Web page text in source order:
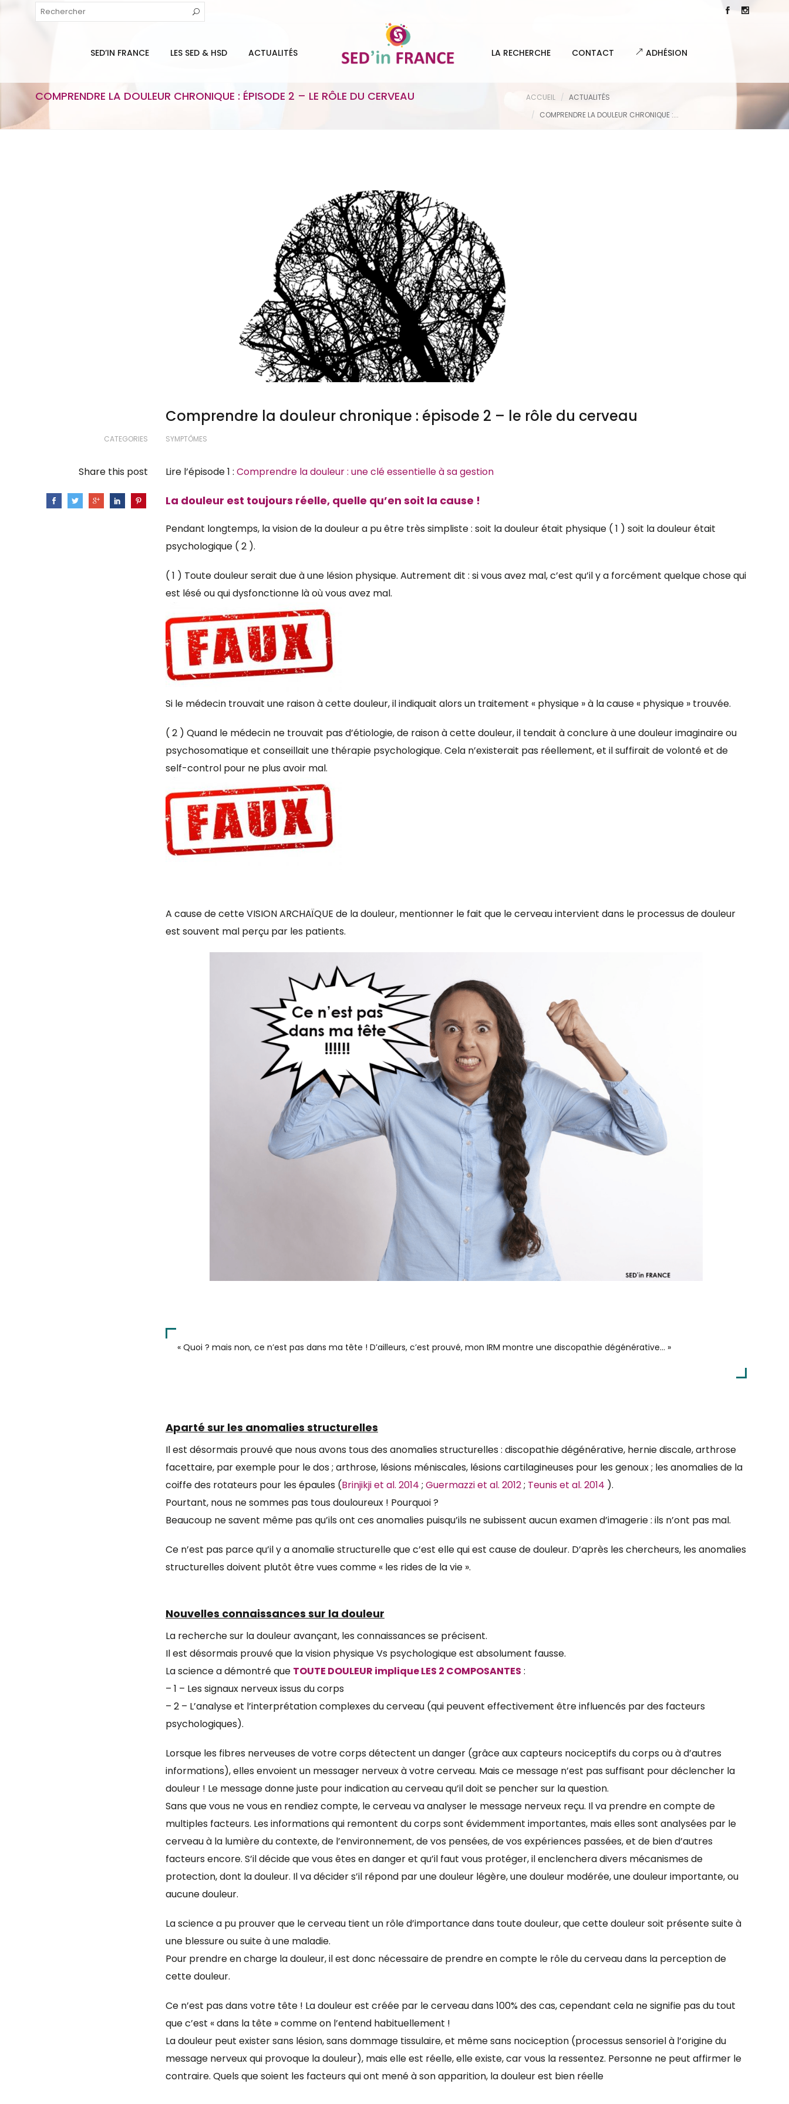
SED’IN FRANCE LES SED & HSD ACTUALITÉS LA RECHERCHE CONTACT ADHÉSION
COMPRENDRE LA DOULEUR CHRONIQUE : ÉPISODE 2 – LE RÔLE DU CERVEAU ACCUEIL
ACTUALITÉS
COMPRENDRE LA DOULEUR CHRONIQUE :...
Comprendre la douleur chronique : épisode 2 – le rôle du cerveau
CATEGORIES SYMPTÔMES
Share this post Lire l’épisode 1 : Comprendre la douleur : une clé essentielle à sa gestion
La douleur est toujours réelle, quelle qu’en soit la cause !
Pendant longtemps, la vision de la douleur a pu être très simpliste : soit la douleur était physique ( 1 ) soit la douleur était
psychologique ( 2 ).
( 1 ) Toute douleur serait due à une lésion physique. Autrement dit : si vous avez mal, c’est qu’il y a forcément quelque chose qui
est lésé ou qui dysfonctionne là où vous avez mal.
Si le médecin trouvait une raison à cette douleur, il indiquait alors un traitement « physique » à la cause « physique » trouvée.
( 2 ) Quand le médecin ne trouvait pas d’étiologie, de raison à cette douleur, il tendait à conclure à une douleur imaginaire ou
psychosomatique et conseillait une thérapie psychologique. Cela n’existerait pas réellement, et il suffirait de volonté et de
self-control pour ne plus avoir mal.
A cause de cette VISION ARCHAÏQUE de la douleur, mentionner le fait que le cerveau intervient dans le processus de douleur
est souvent mal perçu par les patients.
« Quoi ? mais non, ce n’est pas dans ma tête ! D’ailleurs, c’est prouvé, mon IRM montre une discopathie dégénérative… »
Aparté sur les anomalies structurelles
Il est désormais prouvé que nous avons tous des anomalies structurelles : discopathie dégénérative, hernie discale, arthrose
facettaire, par exemple pour le dos ; arthrose, lésions méniscales, lésions cartilagineuses pour les genoux ; les anomalies de la
coiffe des rotateurs pour les épaules (Brinjikji et al. 2014 ; Guermazzi et al. 2012; Teunis et al. 2014 ).
Pourtant, nous ne sommes pas tous douloureux ! Pourquoi ?
Beaucoup ne savent même pas qu’ils ont ces anomalies puisqu’ils ne subissent aucun examen d’imagerie : ils n’ont pas mal.
Ce n’est pas parce qu’il y a anomalie structurelle que c’est elle qui est cause de douleur. D’après les chercheurs, les anomalies
structurelles doivent plutôt être vues comme « les rides de la vie ».
Nouvelles connaissances sur la douleur
La recherche sur la douleur avançant, les connaissances se précisent.
Il est désormais prouvé que la vision physique Vs psychologique est absolument fausse.
La science a démontré que TOUTE DOULEUR implique LES 2 COMPOSANTES :
– 1 – Les signaux nerveux issus du corps
– 2 – L’analyse et l’interprétation complexes du cerveau (qui peuvent effectivement être influencés par des facteurs
psychologiques).
Lorsque les fibres nerveuses de votre corps détectent un danger (grâce aux capteurs nociceptifs du corps ou à d’autres
informations), elles envoient un messager nerveux à votre cerveau. Mais ce message n’est pas suffisant pour déclencher la
douleur ! Le message donne juste pour indication au cerveau qu’il doit se pencher sur la question.
Sans que vous ne vous en rendiez compte, le cerveau va analyser le message nerveux reçu. Il va prendre en compte de
multiples facteurs. Les informations qui remontent du corps sont évidemment ​importantes, mais elles sont analysées par le
cerveau à la lumière du contexte, de l’environnement, de vos pensées, de vos expériences passées, et de bien d’autres
facteurs encore. S’il décide que vous êtes en danger et qu’il faut vous protéger, il enclenchera divers mécanismes de
protection, dont la douleur. Il va décider s’il répond par une douleur légère, une douleur modérée, une douleur importante, ou
aucune douleur.
La science a pu prouver que le cerveau tient un rôle d’importance dans toute douleur, que cette douleur soit présente suite à
une blessure ou suite à une maladie.
Pour prendre en charge la douleur, il est donc nécessaire de prendre en compte le rôle du cerveau dans la perception de
cette douleur.
Ce n’est pas dans votre tête ! La douleur est créée par le cerveau dans 100% des cas, cependant cela ne signifie pas du tout
que c’est « dans la tête » comme on l’entend habituellement !
La douleur peut exister sans lésion, sans dommage tissulaire, et même sans nociception (processus sensoriel à l’origine du
message nerveux qui provoque la douleur), mais elle est réelle, elle existe, car vous la ressentez. Personne ne peut affirmer le
contraire. Quels que soient les facteurs qui ont mené à son apparition, la douleur est bien réelle